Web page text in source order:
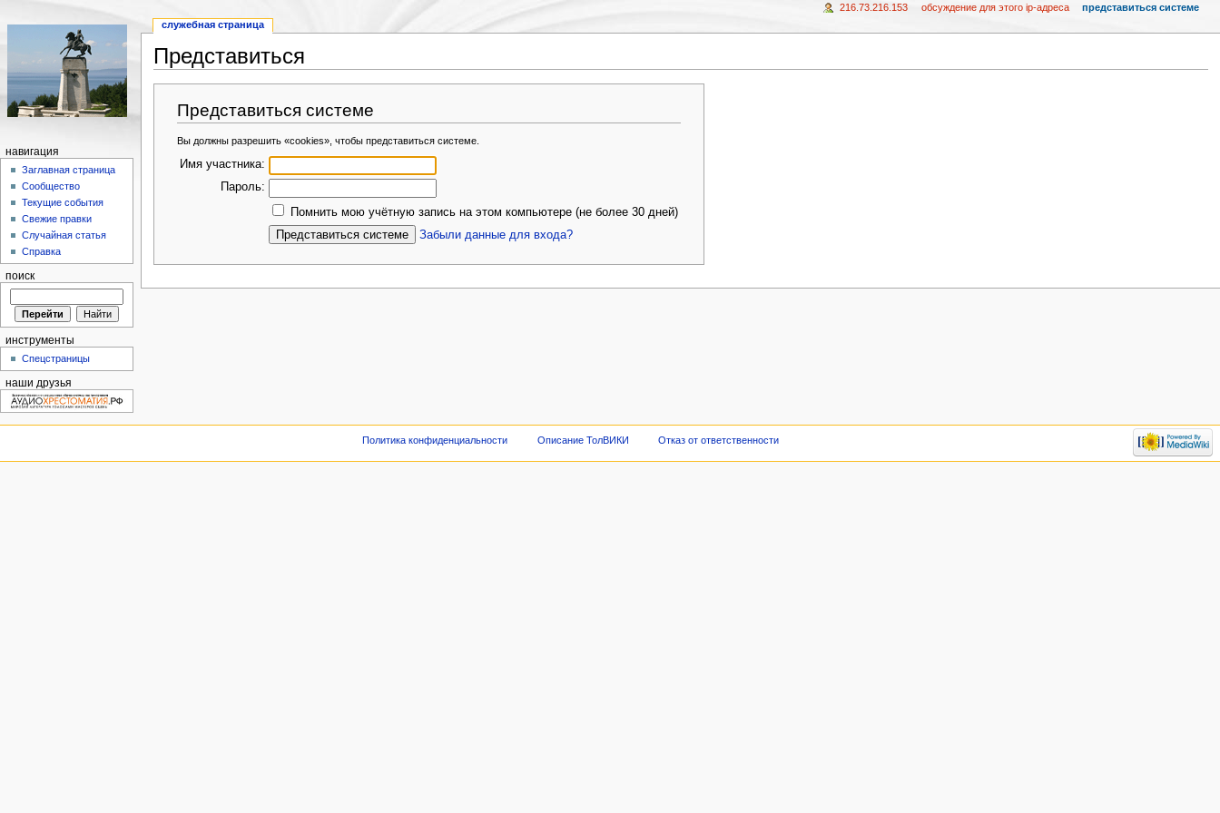
Представиться
Представиться системе
Вы должны разрешить «cookies», чтобы представиться системе.
Имя участника:
Пароль:
Помнить мою учётную запись на этом компьютере (не более 30 дней)
Забыли данные для входа?
служебная страница
216.73.216.153 обсуждение для этого ip-адреса представиться системе
навигация
Заглавная страница
Сообщество
Текущие события
Свежие правки
Случайная статья
Справка
поиск
инструменты
Спецстраницы
наши друзья
Политика конфиденциальности Описание ТолВИКИ Отказ от ответственности